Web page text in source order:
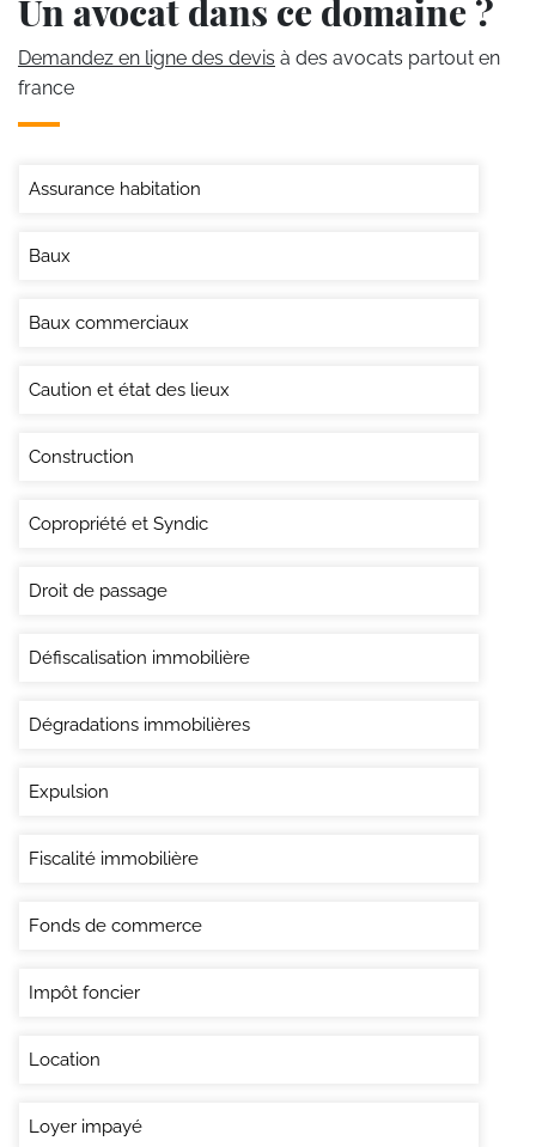
Un avocat dans ce domaine ?
Demandez en ligne des devis à des avocats partout en
france
Assurance habitation
Baux
Baux commerciaux
Caution et état des lieux
Construction
Copropriété et Syndic
Droit de passage
Défiscalisation immobilière
Dégradations immobilières
Expulsion
Fiscalité immobilière
Fonds de commerce
Impôt foncier
Location
Loyer impayé